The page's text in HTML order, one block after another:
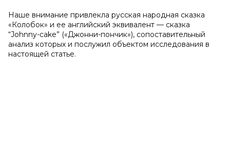
Наше внимание привлекла русская народная сказка
«Колобок» и ее английский эквивалент — сказка
“Johnny-cake” («Джонни-пончик»), сопоставительный
анализ которых и послужил объектом исследования в
настоящей статье.